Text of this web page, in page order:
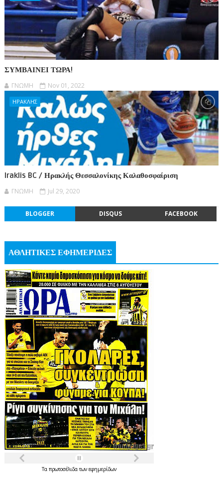
ΣΥΜΒΑΙΝΕΙ ΤΩΡΑ!
ΓΝΩΜΗ Nov 01, 2022
ΗΡΑΚΛΗΣ
Iraklis BC / Ηρακλής Θεσσαλονίκης Καλαθοσφαίριση
ΓΝΩΜΗ Jul 29, 2020
BLOGGER DISQUS FACEBOOK
ΑΘΛΗΤΙΚΕΣ ΕΦΗΜΕΡΙΔΕΣ
Τα πρωτοσέλιδατων εφημερίδων